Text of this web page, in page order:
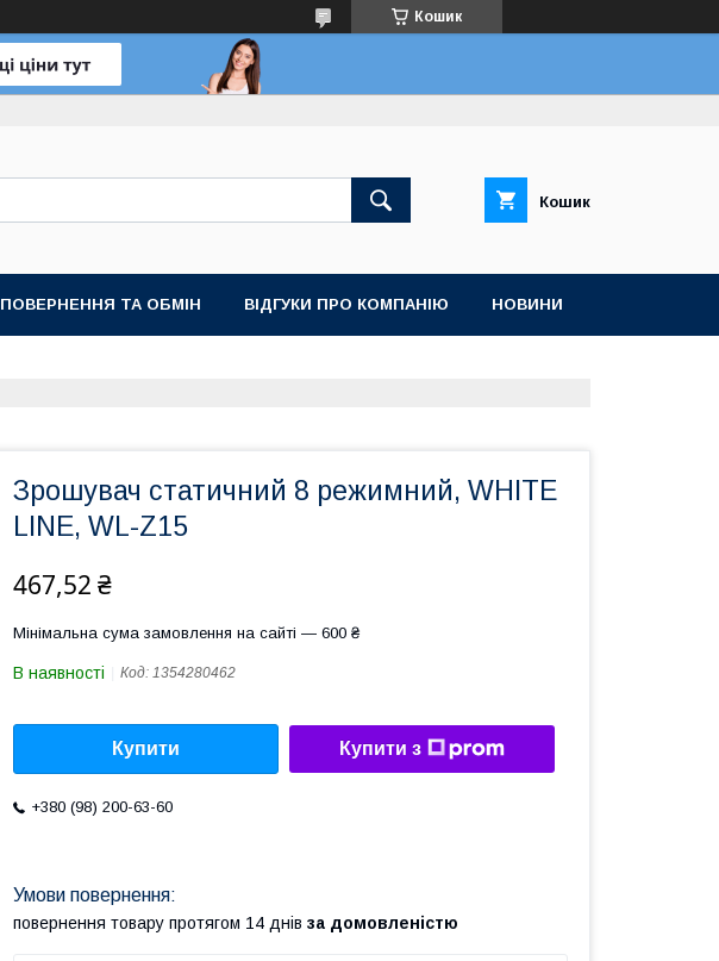
Кошик
Кошик
ПОВЕРНЕННЯ ТА ОБМІН ВІДГУКИ ПРО КОМПАНІЮ НОВИНИ
Зрошувач статичний 8 режимний, WHITE
LINE, WL-Z15
467,52 ₴
Мінімальна сума замовлення на сайті — 600 ₴
В наявності Код: 1354280462
Купити Купити з
+380 (98) 200-63-60
повернення товару протягом 14 днів за домовленістю